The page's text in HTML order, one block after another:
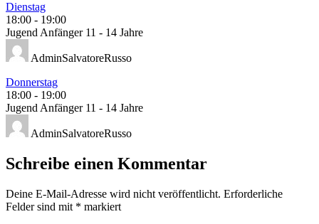
Dienstag
18:00 - 19:00
Jugend Anfänger 11 - 14 Jahre
AdminSalvatoreRusso
Donnerstag
18:00 - 19:00
Jugend Anfänger 11 - 14 Jahre
AdminSalvatoreRusso
Schreibe einen Kommentar
Deine E-Mail-Adresse wird nicht veröffentlicht. Erforderliche
Felder sind mit * markiert